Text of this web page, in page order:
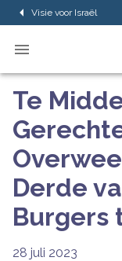
Visie voor Israël
Te
Derde
Burgers
28 juli 2023